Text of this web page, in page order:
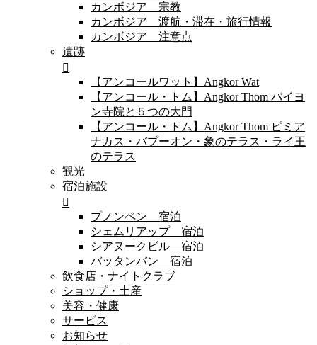
カンボジア 宗教
カンボジア 渡航・滞在・旅行情報
カンボジア 注意点
遺跡
【アンコールワット】Angkor Wat
【アンコール・トム】Angkor Thom バイヨ
ン寺院と５つの大門
【アンコール・トム】Angkor Thom ピミア
ナカス・バプーオン・象のテラス・ライ王
のテラス
観光
宿泊施設
プノンペン 宿泊
シェムリアップ 宿泊
シアヌークビル 宿泊
バッタンバン 宿泊
飲食店・ナイトクラブ
ショップ・土産
美容・健康
サービス
お知らせ